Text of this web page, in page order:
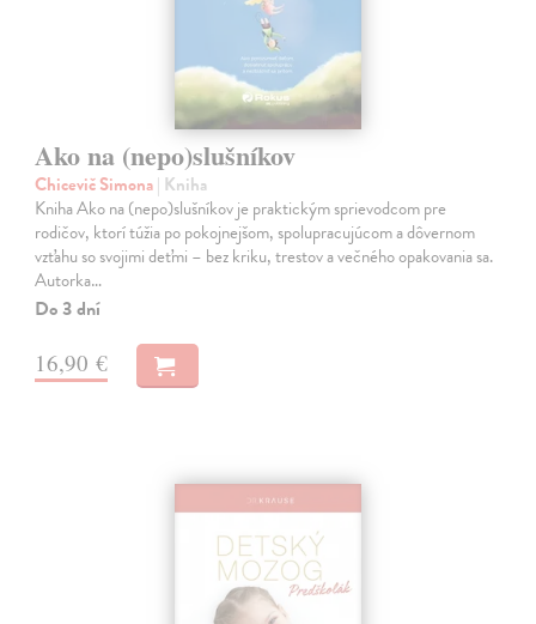
Ako na (nepo)slušníkov
Chicevič Simona| Kniha
Kniha Ako na (nepo)slušníkov je praktickým sprievodcom pre
rodičov, ktorí túžia po pokojnejšom, spolupracujúcom a dôvernom
vzťahu so svojimi deťmi – bez kriku, trestov a večného opakovania sa.
Autorka…
Do 3 dní
16,90 €